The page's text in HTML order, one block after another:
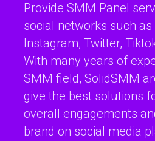
Provide SMM Panel
social networks such as
Instagram, Twitter,
With many years of
SMM field, SolidSMM
give the best solutions
overall engagements
brand on social media